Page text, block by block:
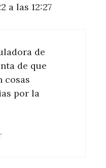
a las 12:27
de
de que
cosas
por la